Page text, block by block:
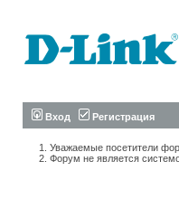
Вход Регистрация
Уважаемые посетители
Форум не является